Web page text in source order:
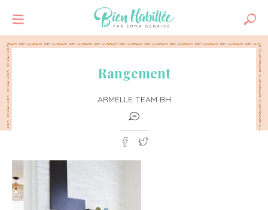
Rangement
ARMELLE TEAM BH